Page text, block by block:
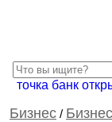
точка банк
Бизнес /